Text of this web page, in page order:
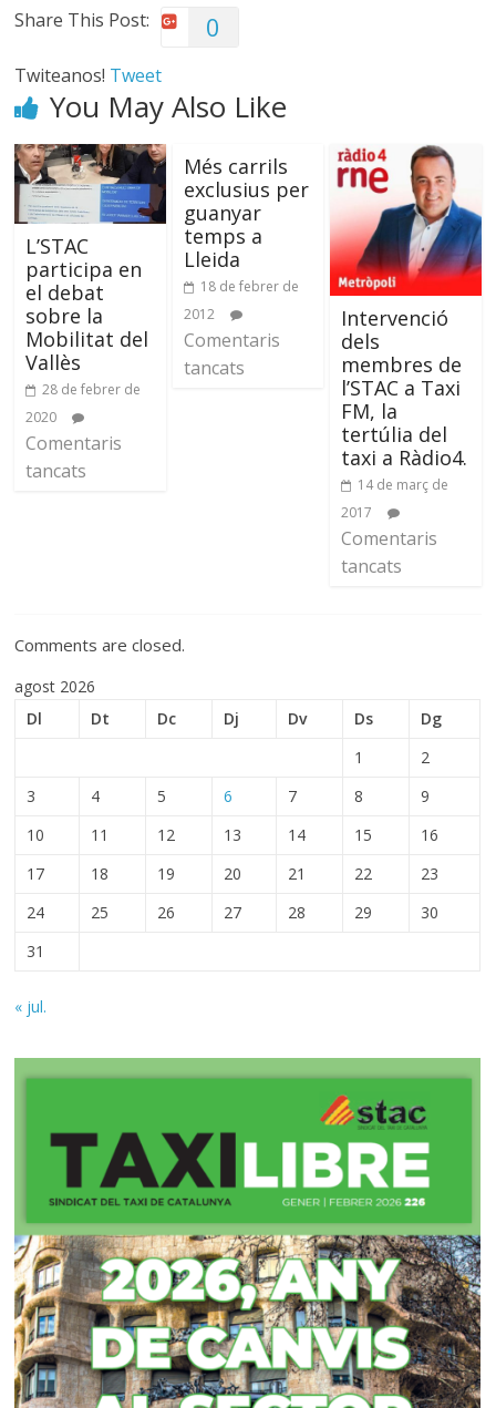
Share This Post: 0
Twiteanos! Tweet
You May Also Like
L’STAC
participa en
el debat
sobre la
Mobilitat del
Vallès
28 de febrer de
2020
Comentaris
tancats
Més carrils
exclusius per
guanyar
temps a
Lleida
18 de febrer de
2012
Comentaris
tancats
Intervenció
dels
membres de
l’STAC a Taxi
FM, la
tertúlia del
taxi a Ràdio4.
14 de març de
2017
Comentaris
tancats
Comments are closed.
agost 2026
Dl
Dt Dc Dj Dv Ds
Dg
1
2
3
4 5 6 7 8
9
10
11 12 13 14 15
16
17
18 19 20 21 22
23
24
25 26 27 28 29
30
31
« jul.